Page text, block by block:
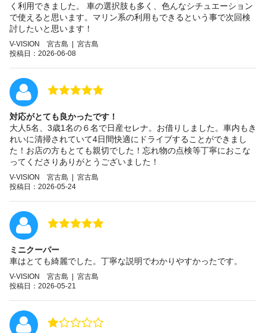
く利用できました。 車の選択肢も多く、色んなシチュエーション
で使えると思います。マリン系の利用もできるという事で次回検
討したいと思います！
V-VISION 宮古島 | 宮古島
投稿日：2026-06-08
対応がとても良かったです！
大人5名、3歳1名の６名で日産セレナ。お借りしました。車内もき
れいに清掃されていて4日間快適にドライブすることができまし
た！お店の方もとても親切でした！忘れ物の点検等丁寧におこな
ってくださりありがとうございました！
V-VISION 宮古島 | 宮古島
投稿日：2026-05-24
ミニクーパー
車はとても綺麗でした。丁寧な説明でわかりやすかったです。
V-VISION 宮古島 | 宮古島
投稿日：2026-05-21